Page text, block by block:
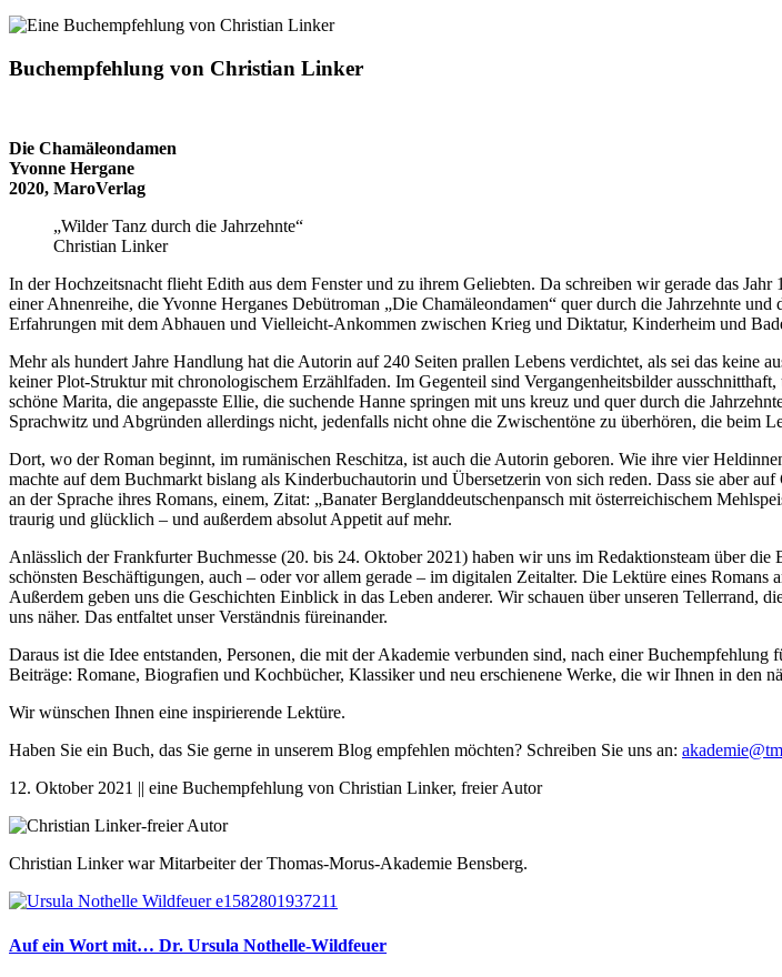
Buchempfehlung von Christian Linker
Die Chamäleondamen
Yvonne Hergane
2020, MaroVerlag
„Wilder Tanz durch die Jahrzehnte“
Christian Linker
In der Hochzeitsnacht flieht Edith aus dem Fenster und zu ihrem Geliebten. Da schreiben wir gerade das
einer Ahnenreihe, die Yvonne Herganes Debütroman „Die Chamäleondamen“ quer durch die Jahrzehnte
Erfahrungen mit dem Abhauen und Vielleicht-Ankommen zwischen Krieg und Diktatur, Kinderheim und
Mehr als hundert Jahre Handlung hat die Autorin auf 240 Seiten prallen Lebens verdichtet, als sei das keine
keiner Plot-Struktur mit chronologischem Erzählfaden. Im Gegenteil sind Vergangenheitsbilder
schöne Marita, die angepasste Ellie, die suchende Hanne springen mit uns kreuz und quer durch die
Sprachwitz und Abgründen allerdings nicht, jedenfalls nicht ohne die Zwischentöne zu überhören, die beim
Dort, wo der Roman beginnt, im rumänischen Reschitza, ist auch die Autorin geboren. Wie ihre vier
machte auf dem Buchmarkt bislang als Kinderbuchautorin und Übersetzerin von sich reden. Dass sie aber
an der Sprache ihres Romans, einem, Zitat: „Banater Berglanddeutschenpansch mit österreichischem
traurig und glücklich – und außerdem absolut Appetit auf mehr.
Anlässlich der Frankfurter Buchmesse (20. bis 24. Oktober 2021) haben wir uns im Redaktionsteam über
schönsten Beschäftigungen, auch – oder vor allem gerade – im digitalen Zeitalter. Die Lektüre eines Romans
Außerdem geben uns die Geschichten Einblick in das Leben anderer. Wir schauen über unseren Tellerrand,
uns näher. Das entfaltet unser Verständnis füreinander.
Daraus ist die Idee entstanden, Personen, die mit der Akademie verbunden sind, nach einer
Beiträge: Romane, Biografien und Kochbücher, Klassiker und neu erschienene Werke, die wir Ihnen in den
Wir wünschen Ihnen eine inspirierende Lektüre.
Haben Sie ein Buch, das Sie gerne in unserem Blog empfehlen möchten? Schreiben Sie uns an:
12. Oktober 2021 || eine Buchempfehlung von Christian Linker, freier Autor
Christian Linker war Mitarbeiter der Thomas-Morus-Akademie Bensberg.
Auf ein Wort mit… Dr. Ursula Nothelle-Wildfeuer